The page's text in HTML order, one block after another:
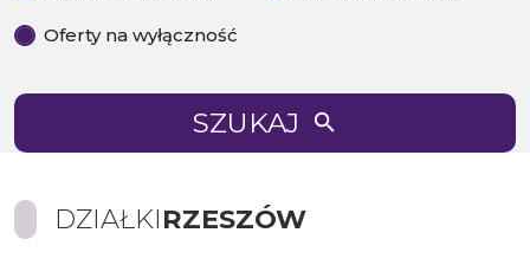
Oferty na wyłączność
SZUKAJ
DZIAŁKIRZESZÓW